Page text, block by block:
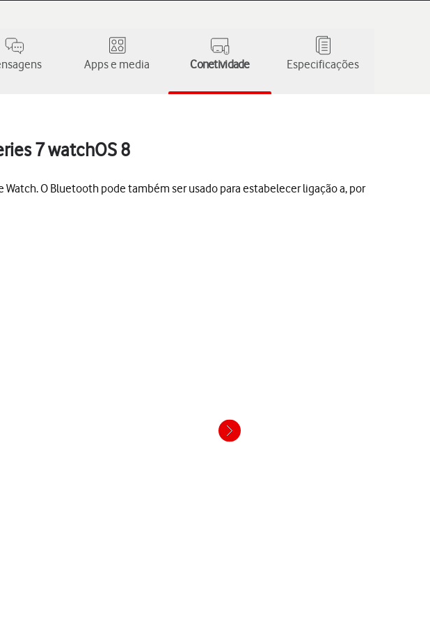
Apps e media Conetividade Especificações
7 watchOS 8
O Bluetooth pode também ser usado para estabelecer ligação a, por